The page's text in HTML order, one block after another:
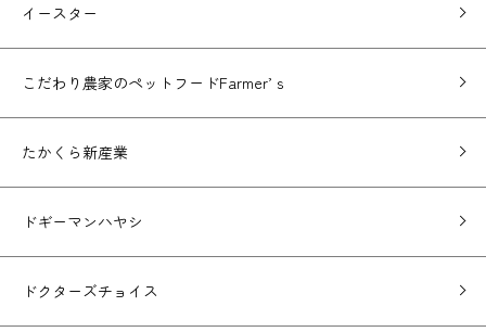
イースター
こだわり農家のペットフードFarmer’ｓ
たかくら新産業
ドギーマンハヤシ
ドクターズチョイス